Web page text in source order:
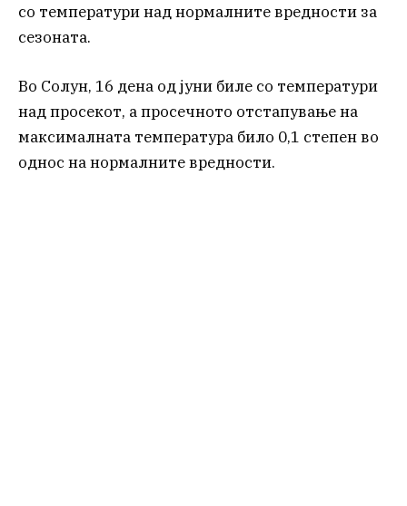
со температури над нормалните вредности за
сезоната.
Во Солун, 16 дена од јуни биле со температури
над просекот, а просечното отстапување на
максималната температура било 0,1 степен во
однос на нормалните вредности.